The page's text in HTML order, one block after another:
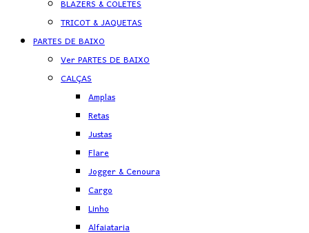
BLAZERS & COLETES
TRICOT & JAQUETAS
PARTES DE BAIXO
Ver PARTES DE BAIXO
CALÇAS
Amplas
Retas
Justas
Flare
Jogger & Cenoura
Cargo
Linho
Alfaiataria